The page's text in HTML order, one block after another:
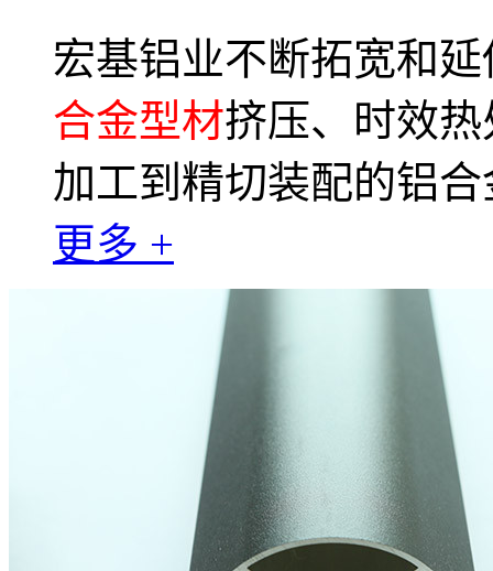
宏基铝业不断拓宽和
合金型材挤压、时效
加工到精切装配的铝
更多 +